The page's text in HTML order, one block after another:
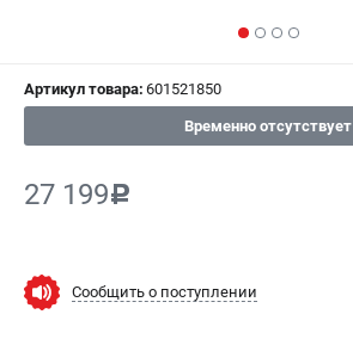
СРАВНЕНИЕ ( 0 )
Артикул товара: 601521850
Временно отсутствует
27 199c
Сообщить о поступлении